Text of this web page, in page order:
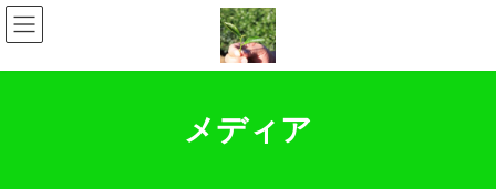
コ
ン
ン
ナ
ビ
ー
メディア